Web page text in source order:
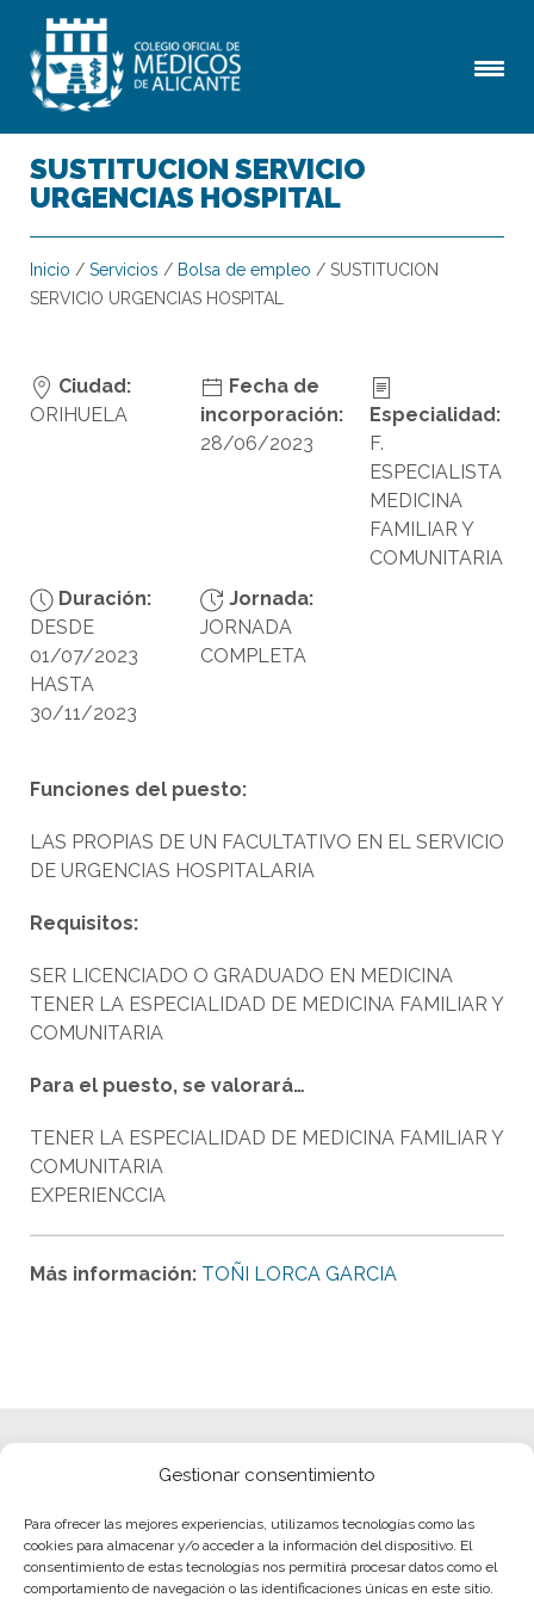
Gestionar consentimiento
Para ofrecer las mejores experiencias, utilizamos tecnologías como las
cookies para almacenar y/o acceder a la información del dispositivo. El
consentimiento de estas tecnologías nos permitirá procesar datos como el
comportamiento de navegación o las identificaciones únicas en este sitio.
SUSTITUCION SERVICIO
URGENCIAS HOSPITAL
Inicio / Servicios / Bolsa de empleo / SUSTITUCION
SERVICIO URGENCIAS HOSPITAL
Ciudad:
ORIHUELA
Fecha de
incorporación:
28/06/2023
Especialidad:
F.
ESPECIALISTA
MEDICINA
FAMILIAR Y
COMUNITARIA
Duración:
DESDE
01/07/2023
HASTA
30/11/2023
Jornada:
JORNADA
COMPLETA
Funciones del puesto:
LAS PROPIAS DE UN FACULTATIVO EN EL SERVICIO
DE URGENCIAS HOSPITALARIA
Requisitos:
SER LICENCIADO O GRADUADO EN MEDICINA
TENER LA ESPECIALIDAD DE MEDICINA FAMILIAR Y
COMUNITARIA
Para el puesto, se valorará…
TENER LA ESPECIALIDAD DE MEDICINA FAMILIAR Y
COMUNITARIA
EXPERIENCCIA
Más información: TOÑI LORCA GARCIA